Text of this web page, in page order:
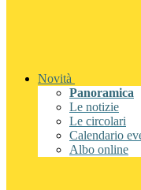
Novità
Panoramica
Le notizie
Le circolari
Calendario
Albo online